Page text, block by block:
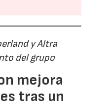
y Altra
del grupo
mejora
tras un